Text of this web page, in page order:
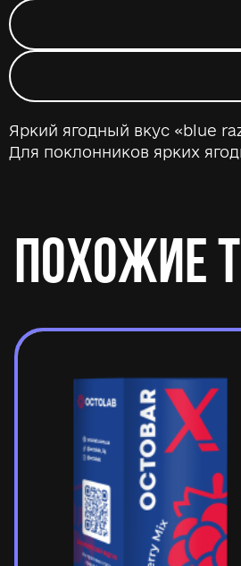
Яркий ягодный вкус «blue
Для поклонников ярких
ПОХОЖИЕ